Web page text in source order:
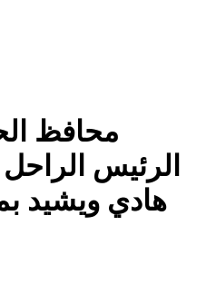
محافظ
الرئيس
هادي ويشيد